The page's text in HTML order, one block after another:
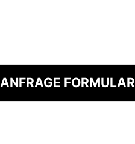
ANFRAGE FORMULAR